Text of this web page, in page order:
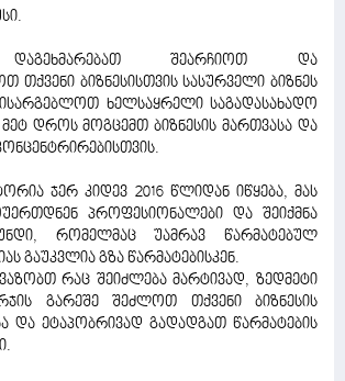
შეარჩიოთ და
თქვენი ბიზნესისთვის სასურველი ბიზნეს
ხელსაყრელი საგადასახადო
დროს მოგცემთ ბიზნესის მართვასა და
ჯერ კიდევ 2016 წლიდან იწყება, მას
პროფესიონალები და შეიქმნა
რომელმაც უამრავ წარმატებულ
გაუკვლია გზა წარმატებისკენ.
რაც შეიძლება მარტივად, ზედმეტი
გარეშე შეძლოთ თქვენი ბიზნესის
და ეტაპობრივად გადადგათ წარმატების